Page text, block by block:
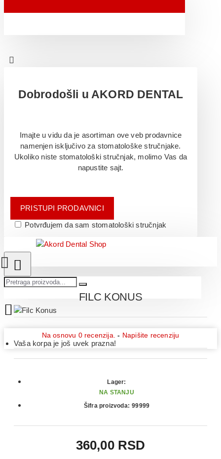
Dobrodošli u AKORD DENTAL
Imajte u vidu da je asortiman ove veb prodavnice
namenjen isključivo za stomatološke stručnjake.
Ukoliko niste stomatološki stručnjak, molimo Vas da
napustite sajt.
PRISTUPI PRODAVNICI
Potvrđujem da sam stomatološki stručnjak
Vaša korpa je još uvek prazna!
FILC KONUS
Na osnovu 0 recenzija. - Napišite recenziju
360,00 RSD
Lager:
NA STANJU
Šifra proizvoda: 99999